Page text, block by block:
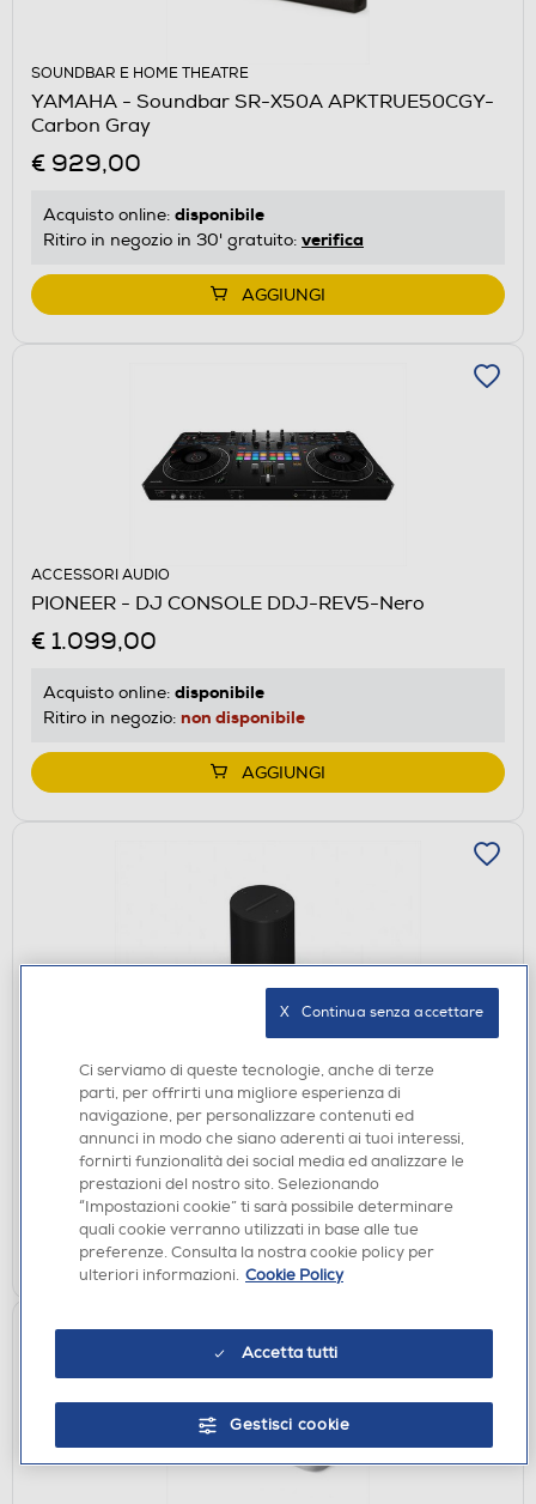
SOUNDBAR E HOME THEATRE
YAMAHA - Soundbar SR-X50A APKTRUE50CGY-
Carbon Gray
€ 929,00
Acquisto online: disponibile
Ritiro in negozio in 30' gratuito: verifica
AGGIUNGI
ACCESSORI AUDIO
PIONEER - DJ CONSOLE DDJ-REV5-Nero
€ 1.099,00
Acquisto online: disponibile
Ritiro in negozio: non disponibile
AGGIUNGI
SONOS - Altoparlante wireless ERA 100-Nero
€ 229,00
Acquisto online:disponibile
Ritiro in negozio in 30' gratuito:verifica
AGGIUNGI
Ci serviamo di queste tecnologie, anche di terze
parti, per offrirti una migliore esperienza di
navigazione, per personalizzare contenuti ed
annunci in modo che siano aderenti ai tuoi interessi,
fornirti funzionalità dei social media ed analizzare le
prestazioni del nostro sito. Selezionando
“Impostazioni cookie” ti sarà possibile determinare
quali cookie verranno utilizzati in base alle tue
preferenze. Consulta la nostra cookie policy per
ulteriori informazioni. Cookie Policy
Accetta tutti
Gestisci cookie
X   Continua senza accettare